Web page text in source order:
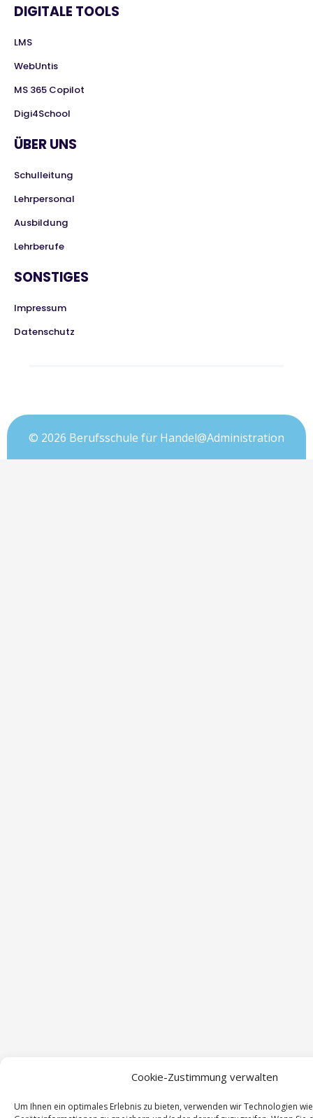
Cookie-Zustimmung verwalten
Um Ihnen ein optimales Erlebnis zu bieten, verwenden wir Technologien
DIGITALE TOOLS
LMS
WebUntis
MS 365 Copilot
Digi4School
ÜBER UNS
Schulleitung
Lehrpersonal
Ausbildung
Lehrberufe
SONSTIGES
Impressum
Datenschutz
© 2026 Berufsschule für Handel@Administration